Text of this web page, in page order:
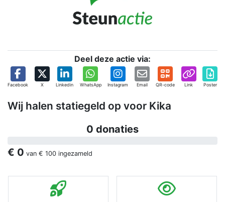
Deel deze actie via:
Facebook X Linkedin WhatsApp Instagram Email QR-code Link Poster
Wij halen statiegeld op voor Kika
0 donaties
€ 0 van € 100 ingezameld